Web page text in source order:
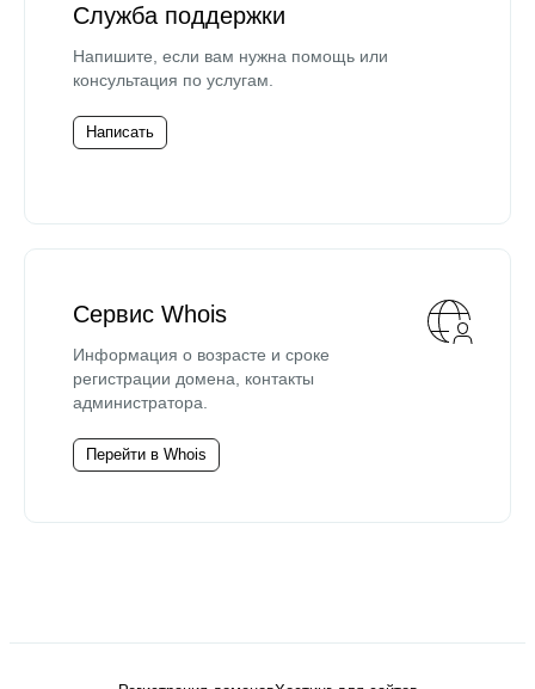
Служба поддержки
Напишите, если вам нужна помощь или
консультация по услугам.
Написать
Сервис Whois
Информация о возрасте и сроке
регистрации домена, контакты
администратора.
Перейти в Whois